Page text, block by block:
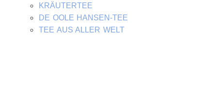
KRÄUTERTEE
DE OOLE HANSEN-TEE
TEE AUS ALLER WELT